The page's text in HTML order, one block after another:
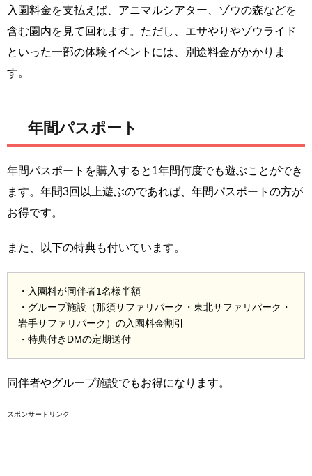
入園料金を支払えば、アニマルシアター、ゾウの森などを
含む園内を見て回れます。ただし、エサやりやゾウライド
といった一部の体験イベントには、別途料金がかかりま
す。
年間パスポート
年間パスポートを購入すると1年間何度でも遊ぶことができ
ます。年間3回以上遊ぶのであれば、年間パスポートの方が
お得です。
また、以下の特典も付いています。
・入園料が同伴者1名様半額
・グループ施設（那須サファリパーク・東北サファリパーク・
岩手サファリパーク）の入園料金割引
・特典付きDMの定期送付
同伴者やグループ施設でもお得になります。
スポンサードリンク